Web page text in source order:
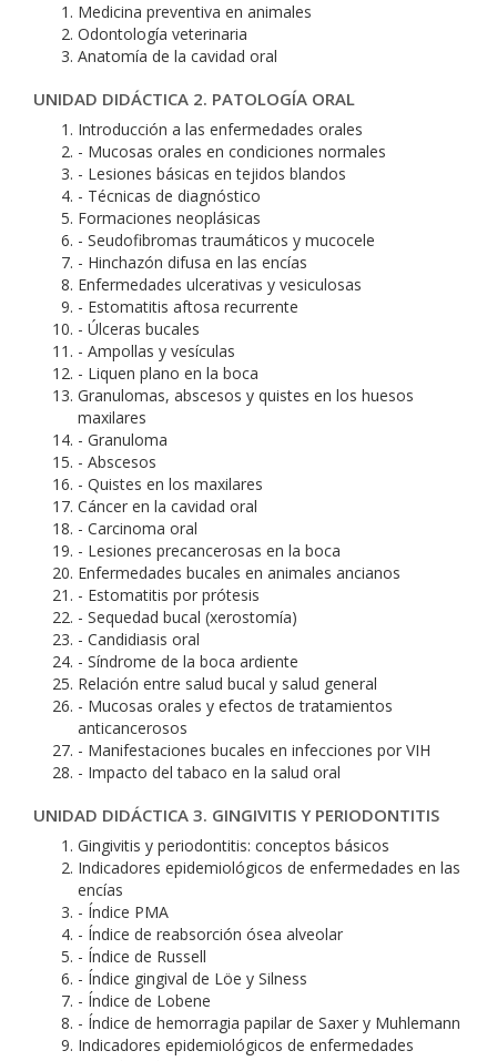
Medicina preventiva en animales
Odontología veterinaria
Anatomía de la cavidad oral
UNIDAD DIDÁCTICA 2. PATOLOGÍA ORAL
Introducción a las enfermedades orales
- Mucosas orales en condiciones normales
- Lesiones básicas en tejidos blandos
- Técnicas de diagnóstico
Formaciones neoplásicas
- Seudofibromas traumáticos y mucocele
- Hinchazón difusa en las encías
Enfermedades ulcerativas y vesiculosas
- Estomatitis aftosa recurrente
- Úlceras bucales
- Ampollas y vesículas
- Liquen plano en la boca
Granulomas, abscesos y quistes en los huesos
maxilares
- Granuloma
- Abscesos
- Quistes en los maxilares
Cáncer en la cavidad oral
- Carcinoma oral
- Lesiones precancerosas en la boca
Enfermedades bucales en animales ancianos
- Estomatitis por prótesis
- Sequedad bucal (xerostomía)
- Candidiasis oral
- Síndrome de la boca ardiente
Relación entre salud bucal y salud general
- Mucosas orales y efectos de tratamientos
anticancerosos
- Manifestaciones bucales en infecciones por VIH
- Impacto del tabaco en la salud oral
UNIDAD DIDÁCTICA 3. GINGIVITIS Y PERIODONTITIS
Gingivitis y periodontitis: conceptos básicos
Indicadores epidemiológicos de enfermedades en las
encías
- Índice PMA
- Índice de reabsorción ósea alveolar
- Índice de Russell
- Índice gingival de Löe y Silness
- Índice de Lobene
- Índice de hemorragia papilar de Saxer y Muhlemann
Indicadores epidemiológicos de enfermedades